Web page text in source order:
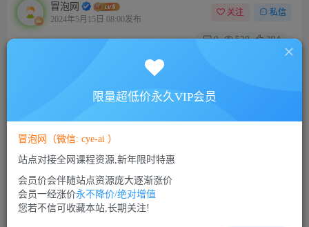
冒泡网
2024年5月15日 08:00发布
关注 私信
0 520 394
此内容为付费资源，请付费后查看
9.9
VIP会员
立即购买
您当前未登录！建议登陆后购买，可保存购买订单
限量超低价永久VIP会员
冒泡网（微信: cye-ai ）
站点对接全网课程资源,新年限时特惠
会员价会伴随站点资源庞大逐渐涨价
会员一经涨价永不降价/绝对增值
您若不信可收藏本站,长期关注!